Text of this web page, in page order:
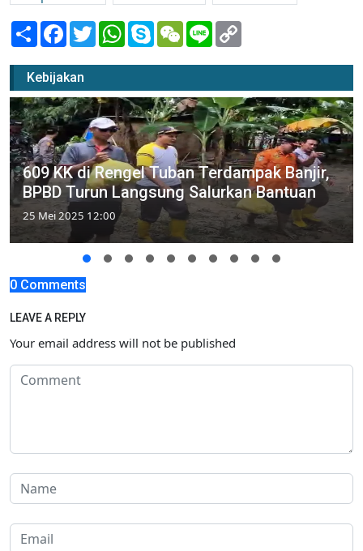
Share Facebook
TwitterWhatsApp
SkypeWeChatLine
Kebijakan
609 KK di Rengel Tuban Terdampak Banjir,
BPBD Turun Langsung Salurkan Bantuan
25 Mei 2025 12:00
0 Comments
LEAVE A REPLY
Your email address will not be published